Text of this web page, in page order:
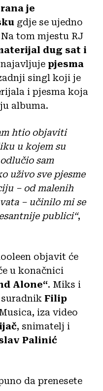
je
gdje se ujedno
tom mjestu RJ
dug sat i
pjesma
singl koji je
i pjesma koja
albuma.
htio objaviti
u kojem su
sam
uživo sve pjesme
– od malenih
– učinilo mi se
publici“,
objavit će
u konačnici
Alone“. Miks i
Filip
iza video
, snimatelj i
Palinić
da prenesete